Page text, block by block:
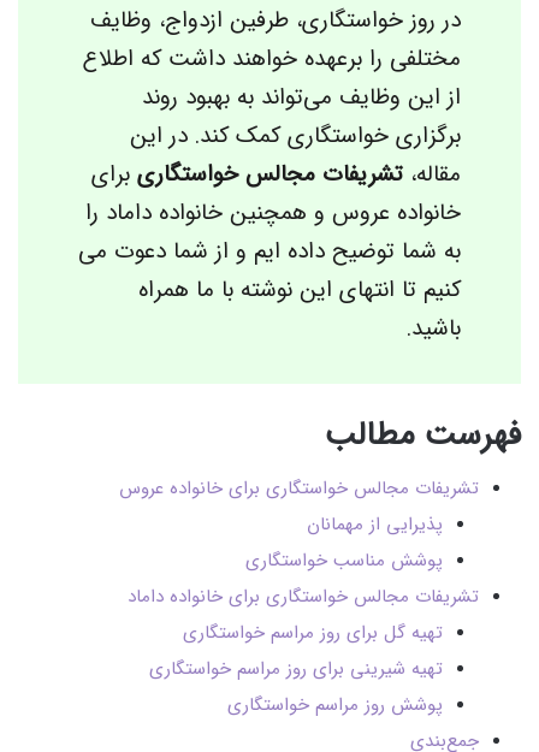
در روز خواستگاری، طرفین ازدواج، وظایف
مختلفی را برعهده خواهند داشت که اطلاع
از این وظایف ‌می‌تواند به بهبود روند
برگزاری خواستگاری کمک کند. در این
مقاله، تشریفات مجالس خواستگاری برای
خانواده عروس و همچنین خانواده داماد را
به شما توضیح داده ایم و از شما دعوت می
کنیم تا انتهای این نوشته با ما همراه
باشید.
فهرست مطالب
تشریفات مجالس خواستگاری برای خانواده عروس
پذیرایی از مهمانان
پوشش مناسب خواستگاری
تشریفات مجالس خواستگاری برای خانواده داماد
تهیه گل برای روز مراسم خواستگاری
تهیه شیرینی برای روز مراسم خواستگاری
پوشش روز مراسم خواستگاری
جمع‌بندی